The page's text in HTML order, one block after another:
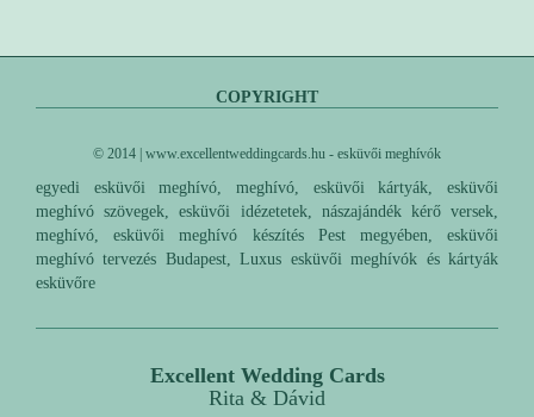
COPYRIGHT
© 2014 | www.excellentweddingcards.hu - esküvői meghívók
egyedi esküvői meghívó, meghívó, esküvői kártyák, esküvői
meghívó szövegek, esküvői idézetetek, nászajándék kérő versek,
meghívó, esküvői meghívó készítés Pest megyében, esküvői
meghívó tervezés Budapest, Luxus esküvői meghívók és kártyák
esküvőre
Excellent Wedding Cards
Rita & Dávid